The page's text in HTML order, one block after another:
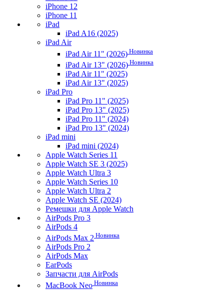
iPhone 12
iPhone 11
iPad
iPad A16 (2025)
iPad Air
iPad Air 11" (2026) Новинка
iPad Air 13" (2026) Новинка
iPad Air 11" (2025)
iPad Air 13" (2025)
iPad Pro
iPad Pro 11" (2025)
iPad Pro 13" (2025)
iPad Pro 11" (2024)
iPad Pro 13" (2024)
iPad mini
iPad mini (2024)
Apple Watch Series 11
Apple Watch SE 3 (2025)
Apple Watch Ultra 3
Apple Watch Series 10
Apple Watch Ultra 2
Apple Watch SE (2024)
Ремешки для Apple Watch
AirPods Pro 3
AirPods 4
AirPods Max 2 Новинка
AirPods Pro 2
AirPods Max
EarPods
Запчасти для AirPods
MacBook Neo Новинка